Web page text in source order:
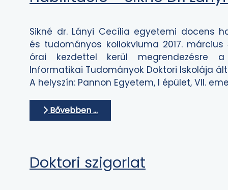
Sikné dr. Lányi Cecília egyetemi docens
és tudományos kollokviuma 2017. március
órai kezdettel kerül megrendezésre
Informatikai Tudományok Doktori Iskolája
A helyszín: Pannon Egyetem, I épület, VII.
Bővebben …
Doktori szigorlat